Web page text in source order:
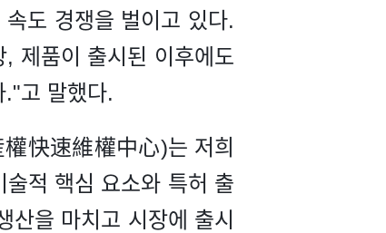
도 경쟁을 벌이고 있다.
제품이 출시된 이후에도
."고 말했다.
權快速維權中心)는 저희
적 핵심 요소와 특허 출
을 마치고 시장에 출시